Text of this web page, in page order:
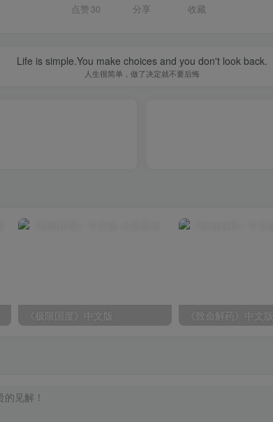
点赞 30 分享 收藏
Life is simple.You make choices and you don't look back.
人生很简单，做了决定就不要后悔
《极限国度》中文版 《致命解药》中文版